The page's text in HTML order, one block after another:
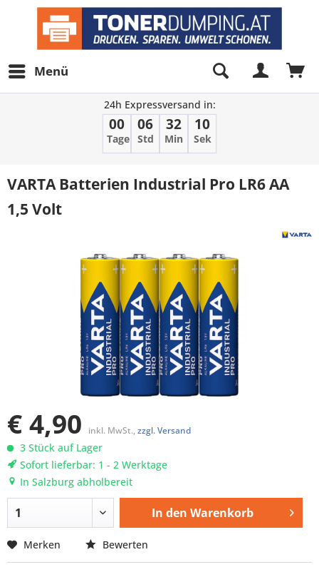
Menü
24h Expressversand in:
00
Tage
06
Std
32
Min
10
Sek
VARTA Batterien Industrial Pro LR6 AA
1,5 Volt
€ 4,90 inkl. MwSt., zzgl. Versand
3 Stück auf Lager
Sofort lieferbar: 1 - 2 Werktage
In Salzburg abholbereit
In den Warenkorb
Merken Bewerten